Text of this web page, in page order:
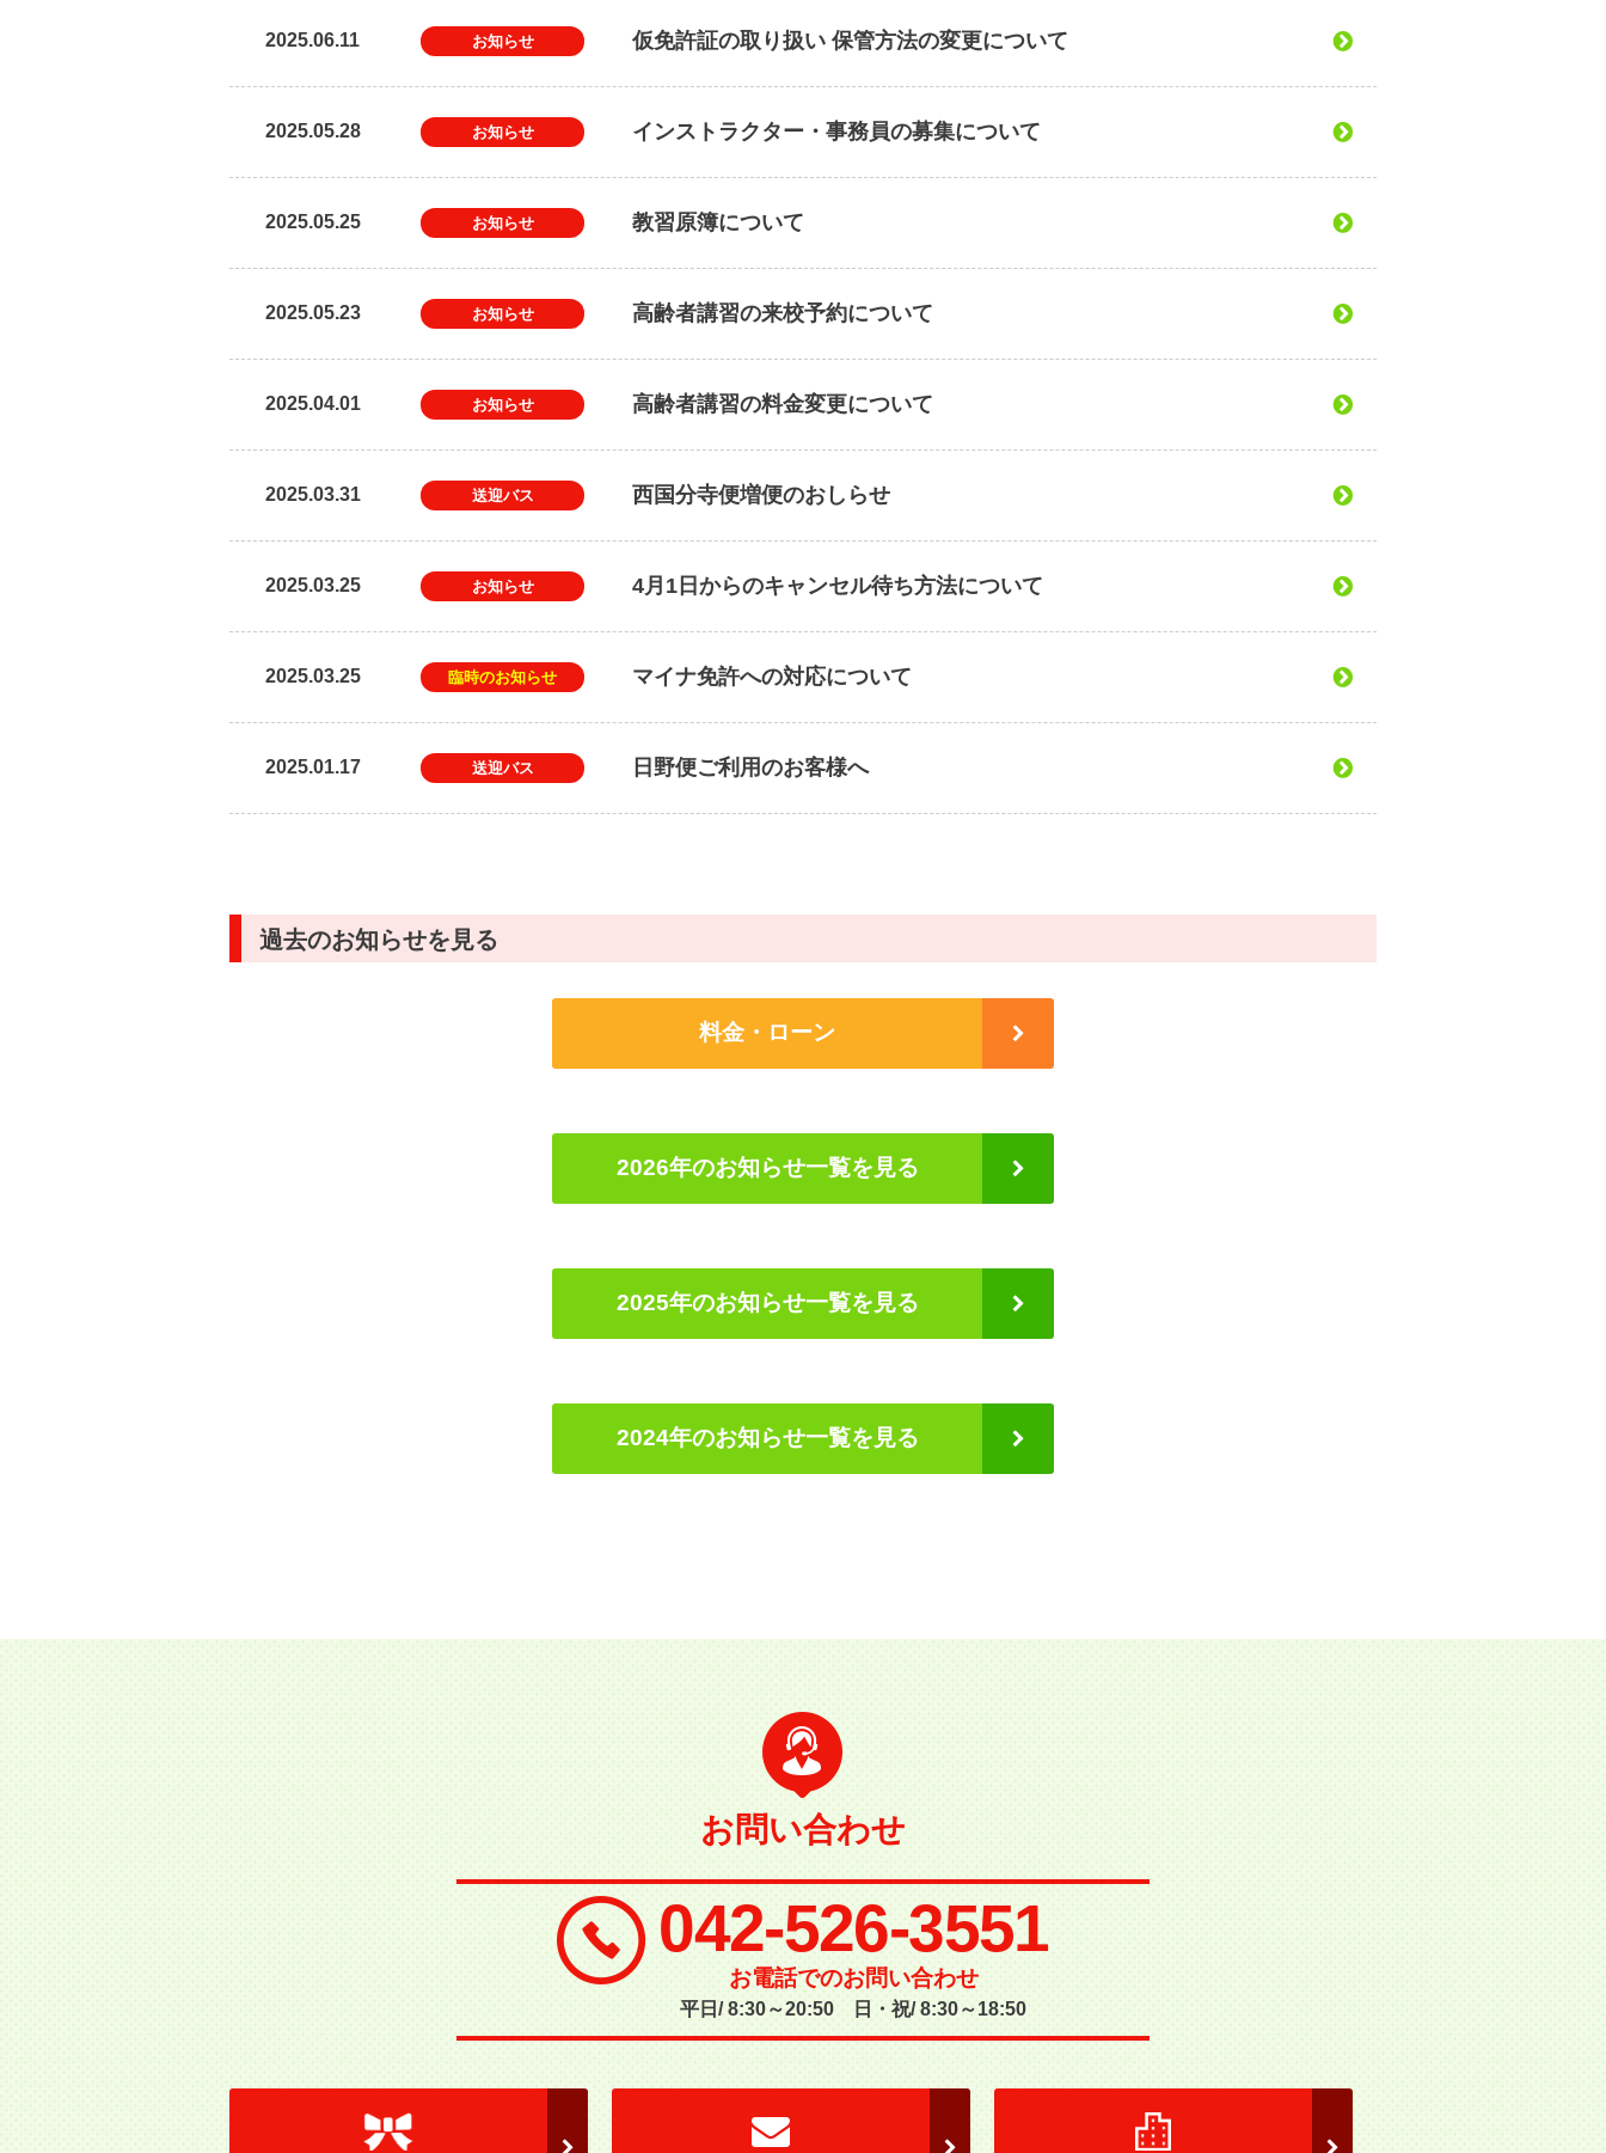
2025.06.11 お知らせ 仮免許証の取り扱い 保管方法の変更について
2025.05.28 お知らせ インストラクター・事務員の募集について
2025.05.25 お知らせ 教習原簿について
2025.05.23 お知らせ 高齢者講習の来校予約について
2025.04.01 お知らせ 高齢者講習の料金変更について
2025.03.31 送迎バス 西国分寺便増便のおしらせ
2025.03.25 お知らせ 4月1日からのキャンセル待ち方法について
2025.03.25 臨時のお知らせ マイナ免許への対応について
2025.01.17 送迎バス 日野便ご利用のお客様へ
過去のお知らせを見る
料金・ローン
2026年のお知らせ一覧を見る
2025年のお知らせ一覧を見る
2024年のお知らせ一覧を見る
お問い合わせ
042-526-3551
お電話でのお問い合わせ
平日/ 8:30～20:50 日・祝/ 8:30～18:50